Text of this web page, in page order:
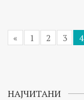
« 1 2 3 4
НАЈЧИТАНИ